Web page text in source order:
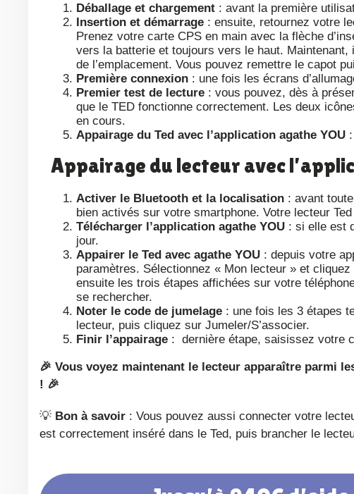
Déballage et chargement : avant la première
Insertion et démarrage : ensuite, retournez votre
Prenez votre carte CPS en main avec la flèche
vers la batterie et toujours vers le haut.
de l’emplacement. Vous pouvez remettre le capot
Première connexion : une fois les écrans
Premier test de lecture : vous pouvez, dès à
que le TED fonctionne correctement. Les deux
en cours.
Appairage du Ted avec l’application agathe YOU
Appairage du lecteur avec
Activer le Bluetooth et la localisation : avant
bien activés sur votre smartphone. Votre lecteur
Télécharger l’application agathe YOU : si elle est
jour.
Appairer le Ted avec agathe YOU : depuis votre
paramètres. Sélectionnez « Mon lecteur » et
ensuite les trois étapes affichées sur votre
se rechercher.
Noter le code de jumelage : une fois les 3 étapes
lecteur, puis cliquez sur Jumeler/S’associer.
Finir l’appairage : dernière étape, saisissez votre
🎉 Vous voyez maintenant le lecteur apparaître parmi les lecteurs associés aux paramètres du compte agathe YOU
! 🎉
Bon à savoir : Vous pouvez aussi connecter votre
est correctement inséré dans le Ted, puis brancher le